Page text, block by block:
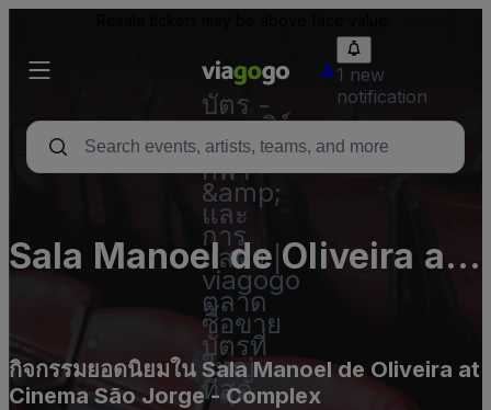
บัตร -
คอนเสิร์ต
บัตร
กีฬา
&amp;
และ
การ
แสดง |
viagogo
ตลาด
ซื้อขาย
บัตรที่
ใหญ่
ที่สุด
1 new
notification
Sala Manoel de Oliveira at
Cinema São Jorge -
กิจกรรมยอดนิยมใน Sala Manoel de Oliveira at
Cinema São Jorge - Complex